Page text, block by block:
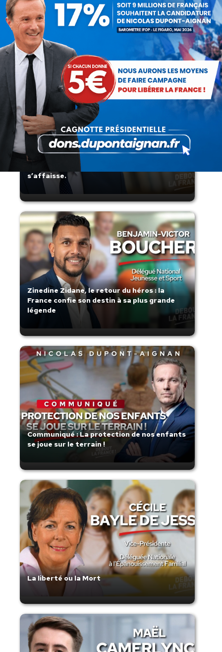
Présomption de légitimité de l’usage des
armes par les forces de l’ordre
Lorsque tout flambe et que l’État
s’affaisse.
Zinedine Zidane, le retour du héros : la
France confie son destin à sa plus grande
légende
Communiqué : La protection de nos enfants
se joue sur le terrain !
La liberté ou la Mort